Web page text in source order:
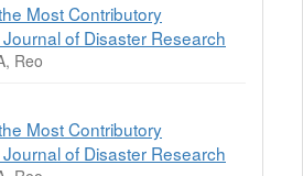
Most Contributory
of Disaster Research
Reo
Most Contributory
of Disaster Research